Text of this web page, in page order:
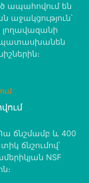
ապահովում են
ճնշմամբ և 400
ճնշումով՝
NSF